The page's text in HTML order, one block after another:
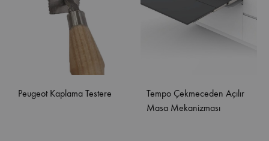
Peugeot Kaplama Testere
Tempo Çekmeceden Açılır
Masa Mekanizması